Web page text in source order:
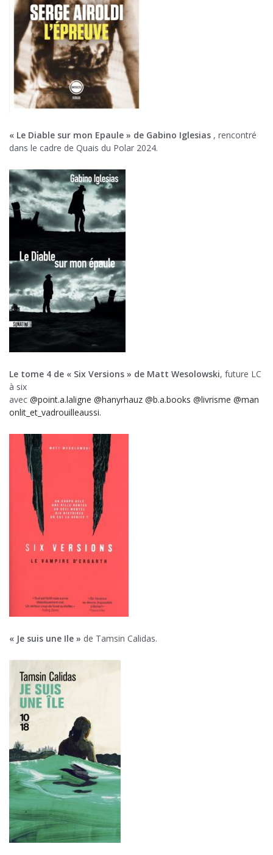
« Le Diable sur mon Epaule » de Gabino Iglesias , rencontré
dans le cadre de Quais du Polar 2024.
Le tome 4 de « Six Versions » de Matt Wesolowski, future LC
à six
avec @point.a.laligne @hanyrhauz @b.a.books @livrisme @man
onlit_et_vadrouilleaussi.
« Je suis une Ile » de Tamsin Calidas.